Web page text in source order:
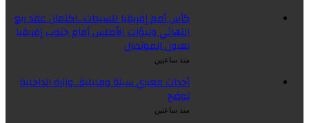
كأس أمم إفريقيا للسيدات…اكتمال عقد ربع
النهائي ولبؤات الأطلس أمام جنوب إفريقيا
بعيون المونديال
منذ ساعتين
أحداث معبري سبتة ومليلية…وزارة الداخلية
توضح
منذ ساعتين